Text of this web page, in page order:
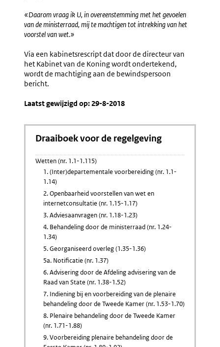
«Daarom vraag ik U, in overeenstemming met het gevoelen
van de ministerraad, mij te machtigen tot intrekking van het
voorstel van wet.»
Via een kabinetsrescript dat door de directeur van
het Kabinet van de Koning wordt ondertekend,
wordt de machtiging aan de bewindspersoon
bericht.
Laatst gewijzigd op: 29-8-2018
Draaiboek voor de regelgeving
Wetten (nr. 1.1-1.115)
1. (Inter)departementale voorbereiding (nr. 1.1-
1.14)
2. Openbaarheid voorstellen van wet en
internetconsultatie (nr. 1.15-1.17)
3. Adviesaanvragen (nr. 1.18-1.23)
4. Behandeling door de ministerraad (nr. 1.24-
1.34)
5. Georganiseerd overleg (1.35-1.36)
5a. Notificatie (nr. 1.37)
6. Advisering door de Afdeling advisering van de
Raad van State (nr. 1.38-1.52)
7. Indiening bij en voorbereiding van de plenaire
behandeling door de Tweede Kamer (nr. 1.53-1.70)
8. Plenaire behandeling door de Tweede Kamer
(nr. 1.71-1.88)
9. Voorbereiding plenaire behandeling door de